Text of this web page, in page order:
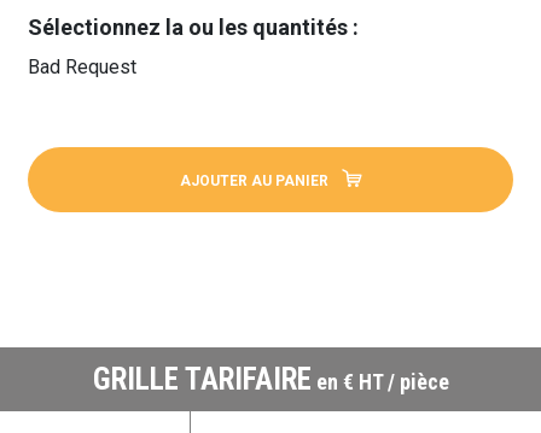
Sélectionnez la ou les quantités :
Bad Request
AJOUTER AU PANIER
GRILLE TARIFAIRE en € HT / pièce